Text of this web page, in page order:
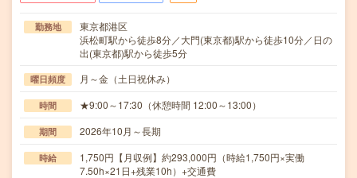
勤務地
東京都港区
浜松町駅から徒歩8分／大門(東京都)駅から徒歩10分／日の
出(東京都)駅から徒歩5分
曜日頻度 月～金（土日祝休み）
時間 ★9:00～17:30（休憩時間 12:00～13:00）
期間 2026年10月～長期
時給
1,750円【月収例】約293,000円（時給1,750円×実働
7.50h×21日+残業10h）+交通費